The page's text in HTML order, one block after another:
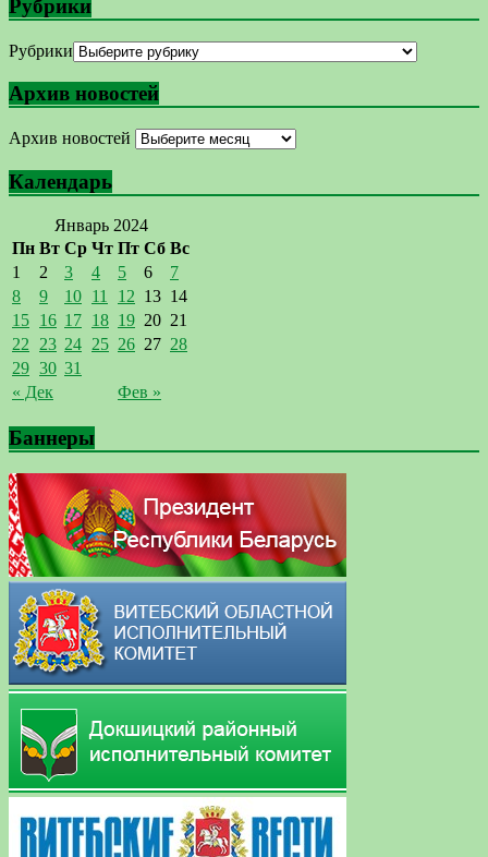
Рубрики
Рубрики
Архив новостей
Архив новостей
Календарь
Январь 2024
Пн Вт Ср Чт Пт Сб Вс
« Дек Фев »
1 2 3 4 5 6
7
8
9 10 11 12 13 14
15 16 17 18 19 20 21
22 23 24 25 26 27 28
29 30 31
Баннеры